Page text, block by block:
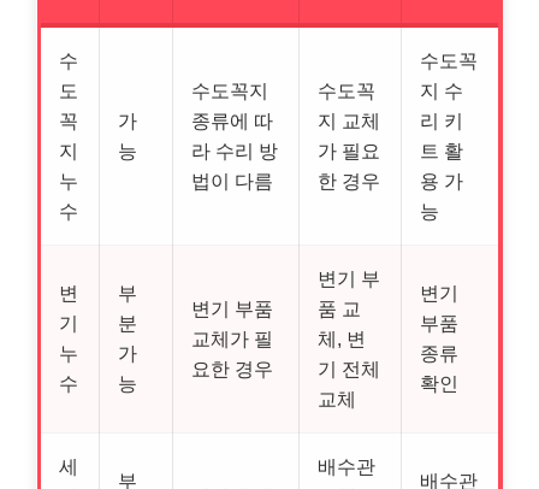
수
도
꼭
지
누
수
가
능
수도꼭지
종류에 따
라 수리 방
법이 다름
수도꼭
지 교체
가 필요
한 경우
수도꼭
지 수
리 키
트 활
용 가
능
변
기
누
수
부
분
가
능
변기 부품
교체가 필
요한 경우
변기 부
품 교
체, 변
기 전체
교체
변기
부품
종류
확인
세
부
배수관
배수관